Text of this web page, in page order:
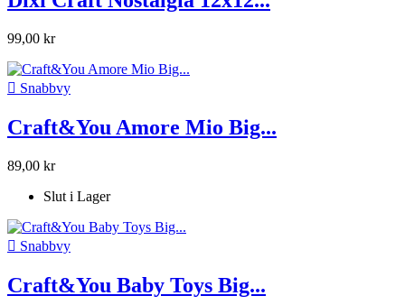
99,00 kr
 Snabbvy
Craft&You Amore Mio Big...
89,00 kr
Slut i Lager
 Snabbvy
Craft&You Baby Toys Big...